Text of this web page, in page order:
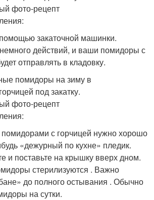
закаточной машинки.
действий, и ваши помидоры с
отправлять в кладовку.
с горчицей нужно хорошо
«дежурный по кухне» пледик.
и поставьте на крышку вверх дном.
стерилизуются . Важно
до полного остывания . Обычно
на сутки.